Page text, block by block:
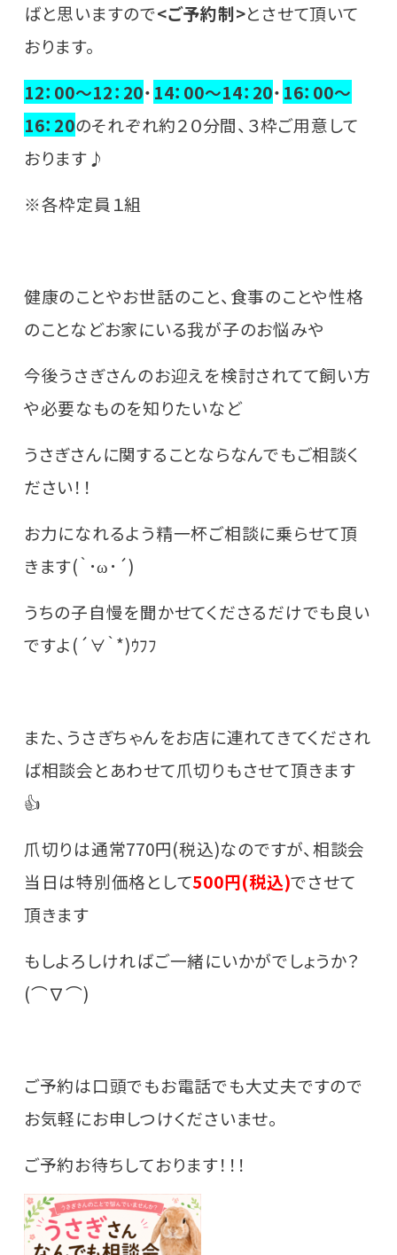
ばと思いますので<ご予約制>とさせて頂いて
おります。
12：00～12：20・ 14：00～14：20・ 16：00～
16：20のそれぞれ約２０分間、３枠ご用意して
おります♪
※各枠定員１組
健康のことやお世話のこと、食事のことや性格
のことなどお家にいる我が子のお悩みや
今後うさぎさんのお迎えを検討されてて飼い方
や必要なものを知りたいなど
うさぎさんに関することならなんでもご相談く
ださい！！
お力になれるよう精一杯ご相談に乗らせて頂
きます(｀･ω･´)
うちの子自慢を聞かせてくださるだけでも良い
ですよ(´∀｀*)ｳﾌﾌ
また、うさぎちゃんをお店に連れてきてくだされ
ば相談会とあわせて爪切りもさせて頂きます
👍
爪切りは通常770円(税込)なのですが、相談会
当日は特別価格として500円(税込)でさせて
頂きます
もしよろしければご一緒にいかがでしょうか？
(⌒∇⌒)
ご予約は口頭でもお電話でも大丈夫ですので
お気軽にお申しつけくださいませ。
ご予約お待ちしております！！！